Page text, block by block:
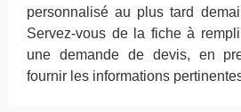
personnalisé au plus tard
Servez-vous de la fiche à
une demande de devis, en
fournir les informations